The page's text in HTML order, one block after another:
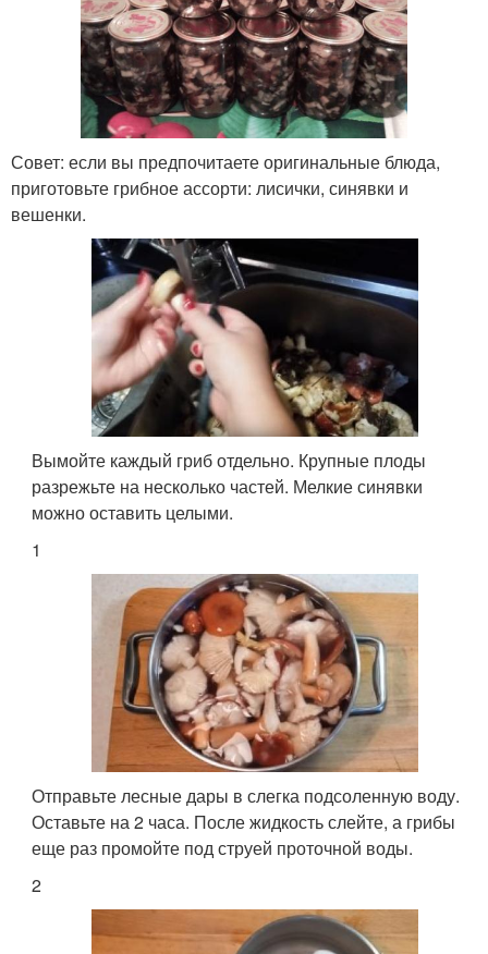
Совет: если вы предпочитаете оригинальные блюда,
приготовьте грибное ассорти: лисички, синявки и
вешенки.
Вымойте каждый гриб отдельно. Крупные плоды
разрежьте на несколько частей. Мелкие синявки
можно оставить целыми.
1
Отправьте лесные дары в слегка подсоленную воду.
Оставьте на 2 часа. После жидкость слейте, а грибы
еще раз промойте под струей проточной воды.
2